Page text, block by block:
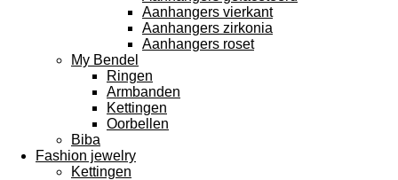
Aanhangers vierkant
Aanhangers zirkonia
Aanhangers roset
My Bendel
Ringen
Armbanden
Kettingen
Oorbellen
Biba
Fashion jewelry
Kettingen